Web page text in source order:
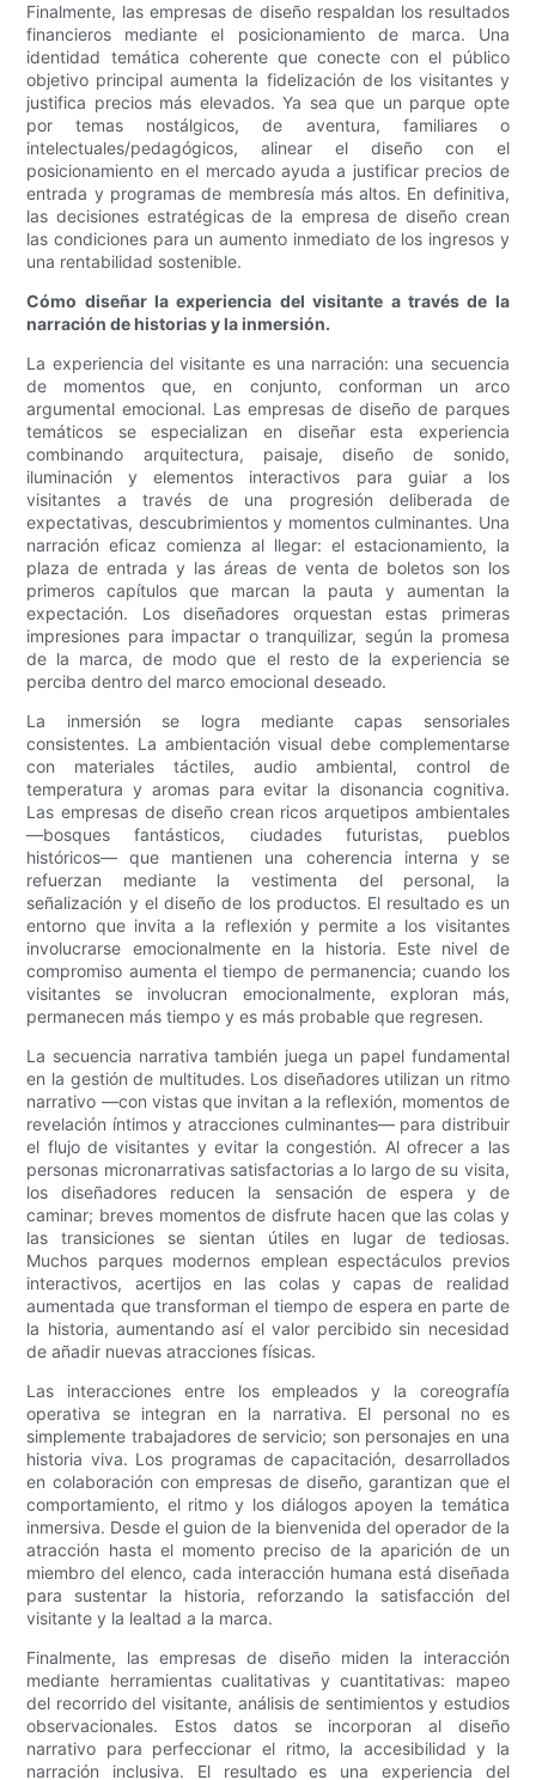
Finalmente, las empresas de diseño respaldan los resultados
financieros mediante el posicionamiento de marca. Una
identidad temática coherente que conecte con el público
objetivo principal aumenta la fidelización de los visitantes y
justifica precios más elevados. Ya sea que un parque opte
por temas nostálgicos, de aventura, familiares o
intelectuales/pedagógicos, alinear el diseño con el
posicionamiento en el mercado ayuda a justificar precios de
entrada y programas de membresía más altos. En definitiva,
las decisiones estratégicas de la empresa de diseño crean
las condiciones para un aumento inmediato de los ingresos y
una rentabilidad sostenible.
Cómo diseñar la experiencia del visitante a través de la
narración de historias y la inmersión.
La experiencia del visitante es una narración: una secuencia
de momentos que, en conjunto, conforman un arco
argumental emocional. Las empresas de diseño de parques
temáticos se especializan en diseñar esta experiencia
combinando arquitectura, paisaje, diseño de sonido,
iluminación y elementos interactivos para guiar a los
visitantes a través de una progresión deliberada de
expectativas, descubrimientos y momentos culminantes. Una
narración eficaz comienza al llegar: el estacionamiento, la
plaza de entrada y las áreas de venta de boletos son los
primeros capítulos que marcan la pauta y aumentan la
expectación. Los diseñadores orquestan estas primeras
impresiones para impactar o tranquilizar, según la promesa
de la marca, de modo que el resto de la experiencia se
perciba dentro del marco emocional deseado.
La inmersión se logra mediante capas sensoriales
consistentes. La ambientación visual debe complementarse
con materiales táctiles, audio ambiental, control de
temperatura y aromas para evitar la disonancia cognitiva.
Las empresas de diseño crean ricos arquetipos ambientales
—bosques fantásticos, ciudades futuristas, pueblos
históricos— que mantienen una coherencia interna y se
refuerzan mediante la vestimenta del personal, la
señalización y el diseño de los productos. El resultado es un
entorno que invita a la reflexión y permite a los visitantes
involucrarse emocionalmente en la historia. Este nivel de
compromiso aumenta el tiempo de permanencia; cuando los
visitantes se involucran emocionalmente, exploran más,
permanecen más tiempo y es más probable que regresen.
La secuencia narrativa también juega un papel fundamental
en la gestión de multitudes. Los diseñadores utilizan un ritmo
narrativo —con vistas que invitan a la reflexión, momentos de
revelación íntimos y atracciones culminantes— para distribuir
el flujo de visitantes y evitar la congestión. Al ofrecer a las
personas micronarrativas satisfactorias a lo largo de su visita,
los diseñadores reducen la sensación de espera y de
caminar; breves momentos de disfrute hacen que las colas y
las transiciones se sientan útiles en lugar de tediosas.
Muchos parques modernos emplean espectáculos previos
interactivos, acertijos en las colas y capas de realidad
aumentada que transforman el tiempo de espera en parte de
la historia, aumentando así el valor percibido sin necesidad
de añadir nuevas atracciones físicas.
Las interacciones entre los empleados y la coreografía
operativa se integran en la narrativa. El personal no es
simplemente trabajadores de servicio; son personajes en una
historia viva. Los programas de capacitación, desarrollados
en colaboración con empresas de diseño, garantizan que el
comportamiento, el ritmo y los diálogos apoyen la temática
inmersiva. Desde el guion de la bienvenida del operador de la
atracción hasta el momento preciso de la aparición de un
miembro del elenco, cada interacción humana está diseñada
para sustentar la historia, reforzando la satisfacción del
visitante y la lealtad a la marca.
Finalmente, las empresas de diseño miden la interacción
mediante herramientas cualitativas y cuantitativas: mapeo
del recorrido del visitante, análisis de sentimientos y estudios
observacionales. Estos datos se incorporan al diseño
narrativo para perfeccionar el ritmo, la accesibilidad y la
narración inclusiva. El resultado es una experiencia del